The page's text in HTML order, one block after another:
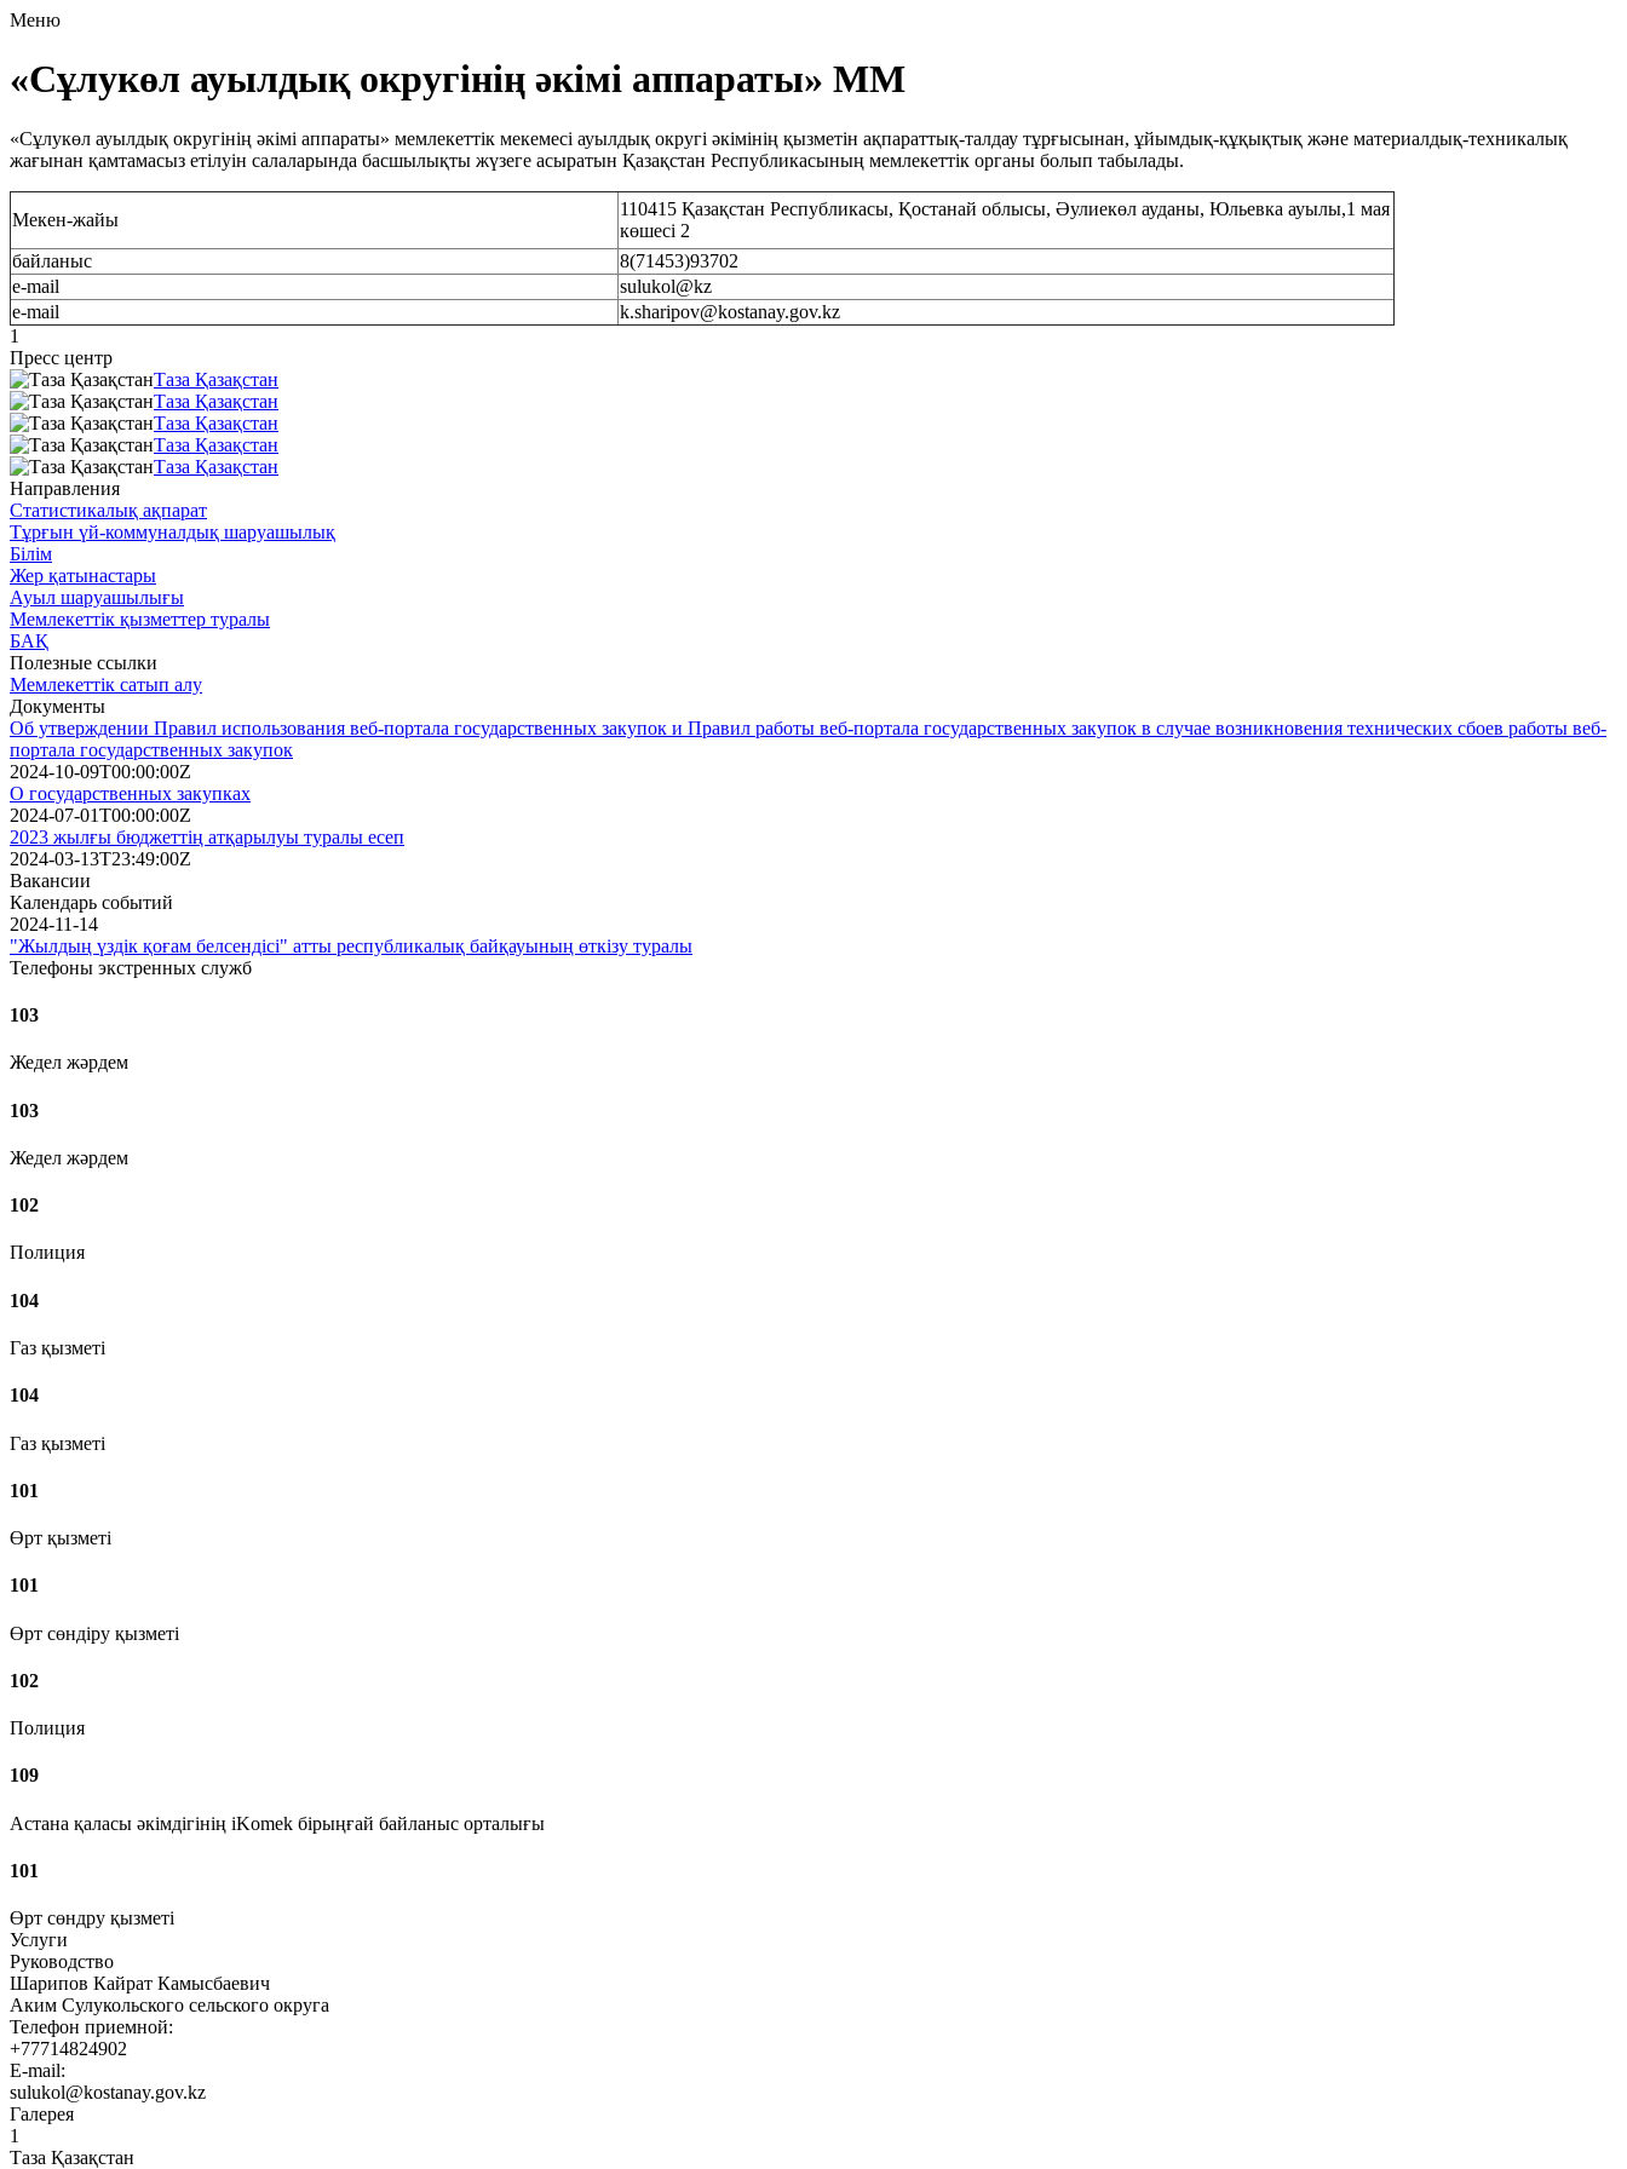
Меню
«Сұлукөл ауылдық округінің әкімі аппараты» ММ
«Сұлукөл ауылдық округінің әкімі аппараты» мемлекеттік мекемесі ауылдық округі әкімінің қызметін ақпараттық-талдау тұрғысынан, ұйымдық-құқықтық және материалдық-техникалық
жағынан қамтамасыз етiлуiн салаларында басшылықты жүзеге асыратын Қазақстан Республикасының мемлекеттік органы болып табылады.
Мекен-жайы
110415 Қазақстан Республикасы, Қостанай облысы, Әулиекөл ауданы, Юльевка ауылы,1 мая
көшесі 2
байланыс
8(71453)93702
e-mail
sulukol@kz
e-mail
k.sharipov@kostanay.gov.kz
1
Пресс центр
Таза Қазақстан
Таза Қазақстан
Таза Қазақстан
Таза Қазақстан
Таза Қазақстан
Направления
Статистикалық ақпарат
Тұрғын үй-коммуналдық шаруашылық
Білім
Жер қатынастары
Ауыл шаруашылығы
Мемлекеттік қызметтер туралы
БАҚ
Полезные ссылки
Мемлекеттік сатып алу
Документы
Об утверждении Правил использования веб-портала государственных закупок и Правил работы веб-портала государственных закупок в случае возникновения технических сбоев работы веб-
портала государственных закупок
2024-10-09T00:00:00Z
О государственных закупках
2024-07-01T00:00:00Z
2023 жылғы бюджеттің атқарылуы туралы есеп
2024-03-13T23:49:00Z
Вакансии
Календарь событий
2024-11-14
"Жылдың үздік қоғам белсендісі" атты республикалық байқауының өткізу туралы
Телефоны экстренных служб
103
Жедел жәрдем
103
Жедел жәрдем
102
Полиция
104
Газ қызметі
104
Газ қызметі
101
Өрт қызметі
101
Өрт сөндіру қызметі
102
Полиция
109
Астана қаласы әкімдігінің iKomek бірыңғай байланыс орталығы
101
Өрт сөндру қызметі
Услуги
Руководство
Шарипов Кайрат Камысбаевич
Аким Сулукольского сельского округа
Телефон приемной:
+77714824902
E-mail:
sulukol@kostanay.gov.kz
Галерея
1
Таза Қазақстан